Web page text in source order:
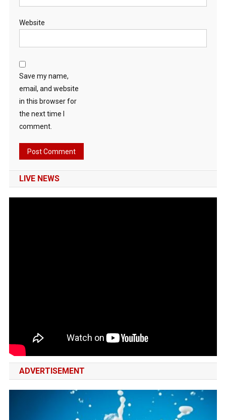
Website
Save my name,
email, and website
in this browser for
the next time I
comment.
LIVE NEWS
ADVERTISEMENT